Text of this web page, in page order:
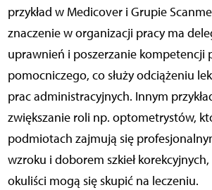
przykład w Medicover i Grupie
znaczenie w organizacji pracy ma
uprawnień i poszerzanie kompetencji
pomocniczego, co służy odciążeniu
prac administracyjnych. Innym
zwiększanie roli np. optometrystów,
podmiotach zajmują się
wzroku i doborem szkieł
okuliści mogą się skupić na leczeniu.